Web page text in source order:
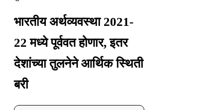
भारतीय अर्थव्यवस्था 2021-
22 मध्ये पूर्ववत होणार, इतर
देशांच्या तुलनेने आर्थिक स्थिती
बरी